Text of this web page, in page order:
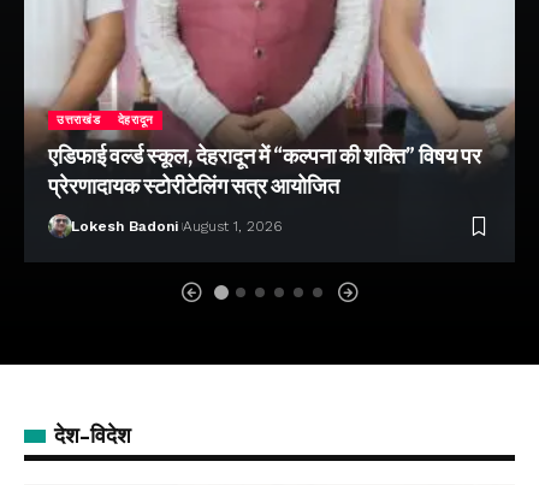
उत्तराखंड देहरादून
एडिफाई वर्ल्ड स्कूल, देहरादून में “कल्पना की शक्ति” विषय पर
प्रेरणादायक स्टोरीटेलिंग सत्र आयोजित
Lokesh Badoni August 1, 2026
देश-विदेश